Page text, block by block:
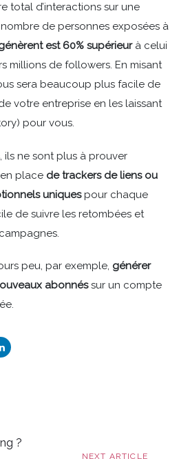
total d’interactions sur une
de personnes exposées à
est 60% supérieurà celui
millions de followers. En misant
sera beaucoup plus facile de
votre entreprise en les laissant
pour vous.
ils ne sont plus à prouver
place de trackers de liens ou
uniquespour chaque
de suivre les retombées et
peu, par exemple, générer
abonnéssur un compte
?
NEXT ARTICLE